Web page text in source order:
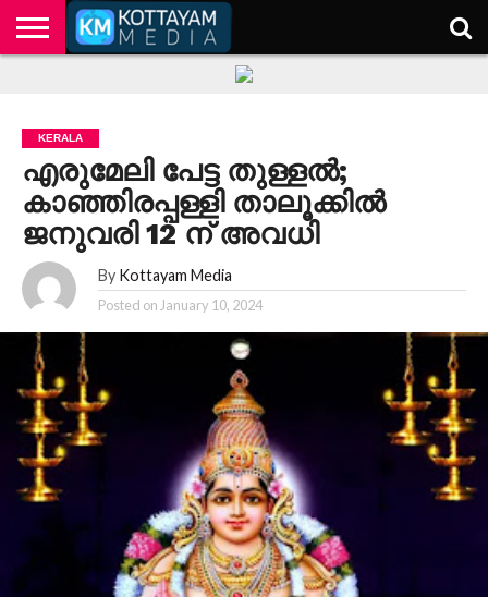
KERALA
എരുമേലി പേട്ട തുള്ളൽ;
കാഞ്ഞിരപ്പള്ളി താലൂക്കിൽ
ജനുവരി 12 ന് അവധി
By Kottayam Media
Posted on January 10, 2024